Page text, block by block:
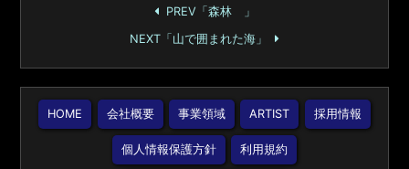
PREV「森林 」
NEXT「山で囲まれた海」
HOME 会社概要 事業領域 ARTIST 採用情報
個人情報保護方針 利用規約